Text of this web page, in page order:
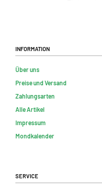
Information
Über uns
Preise und Versand
Zahlungsarten
Alle Artikel
Impressum
Mondkalender
Service